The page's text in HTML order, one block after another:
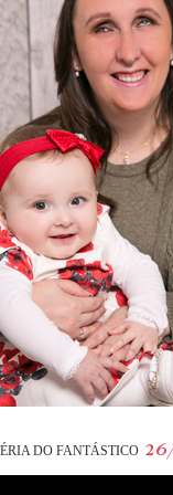
DO FANTÁSTICO